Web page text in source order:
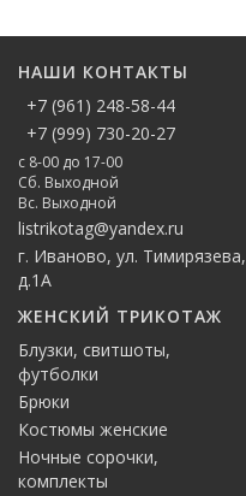
НАШИ КОНТАКТЫ
+7 (961) 248-58-44
+7 (999) 730-20-27
с 8-00 до 17-00
Сб. Выходной
Вс. Выходной
listrikotag@yandex.ru
г. Иваново, ул. Тимирязева,
д.1А
ЖЕНСКИЙ ТРИКОТАЖ
Блузки, свитшоты,
футболки
Брюки
Костюмы женские
Ночные сорочки,
комплекты